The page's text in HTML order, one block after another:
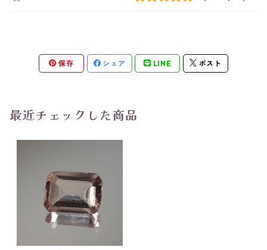
保存 シェア LINE ポスト
最近チェックした商品